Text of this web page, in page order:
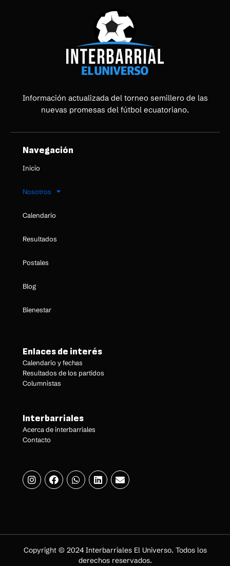
Información actualizada del torneo semillero de las
nuevas promesas del fútbol ecuatoriano.
Navegación
Inicio
Nosotros
Calendario
Resultados
Postales
Blog
Bienestar
Enlaces de interés
Calendario y fechas
Resultados de los partidos
Columnistas
Interbarriales
Acerca de interbarriales
Contacto
Copyright © 2024 Interbarriales El Universo. Todos los
derechos reservados.